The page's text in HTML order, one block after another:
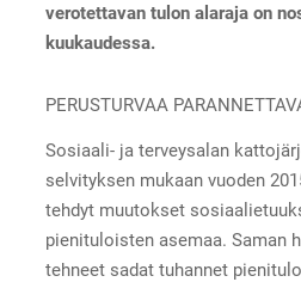
verotettavan tulon alaraja on
kuukaudessa.
PERUSTURVAA
Sosiaali- ja terveysalan
selvityksen mukaan vuoden
tehdyt muutokset
pienituloisten asemaa. Saman
tehneet sadat tuhannet